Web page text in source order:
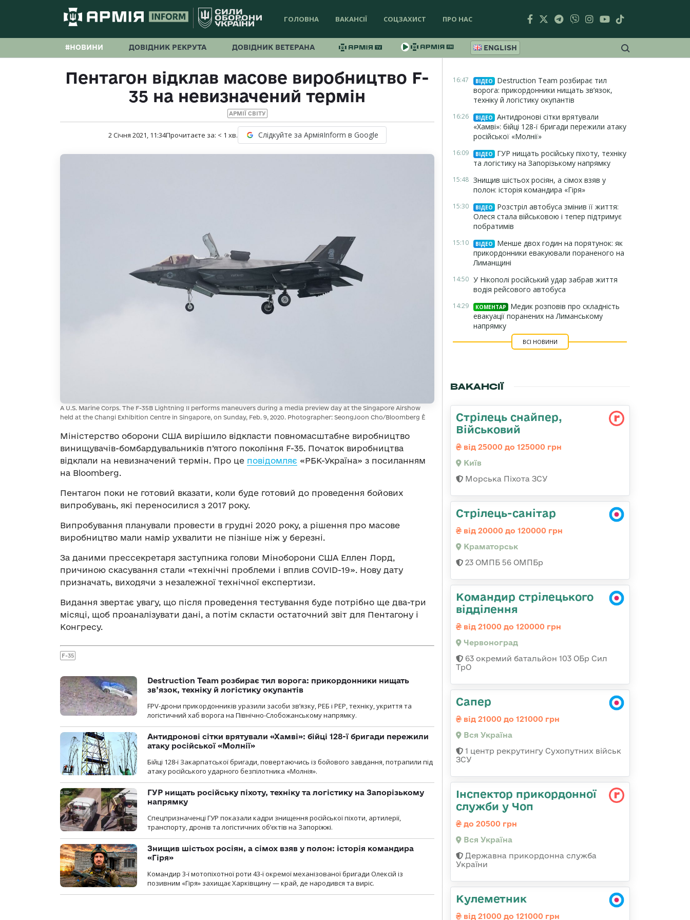
ГОЛОВНА ВАКАНСІЇ СОЦЗАХИСТ ПРО НАС
#НОВИНИ ДОВІДНИК РЕКРУТА ДОВІДНИК ВЕТЕРАНА ENGLISH
Пентагон відклав масове виробництво F-
35 на невизначений термін
АРМІЇ СВІТУ
2 Січня 2021, 11:34Прочитаєте за: < 1 хв. Слідкуйте за АрміяInform в Google
A U.S. Marine Corps. The F-35B Lightning II performs maneuvers during a media preview day at the Singapore Airshow
held at the Changi Exhibition Centre in Singapore, on Sunday, Feb. 9, 2020. Photographer: SeongJoon Cho/Bloomberg Ê
Міністерство оборони США вирішило відкласти повномасштабне виробництво
винищувачів-бомбардувальників п’ятого покоління F-35. Початок виробництва
відклали на невизначений термін. Про це повідомляє «РБК-Україна» з посиланням
на Bloomberg.
Пентагон поки не готовий вказати, коли буде готовий до проведення бойових
випробувань, які переносилися з 2017 року.
Випробування планували провести в грудні 2020 року, а рішення про масове
виробництво мали намір ухвалити не пізніше ніж у березні.
За даними прессекретаря заступника голови Міноборони США Еллен Лорд,
причиною скасування стали «технічні проблеми і вплив COVID-19». Нову дату
призначать, виходячи з незалежної технічної експертизи.
Видання звертає увагу, що після проведення тестування буде потрібно ще два-три
місяці, щоб проаналізувати дані, а потім скласти остаточний звіт для Пентагону і
Конгресу.
F-35
Destruction Team розбирає тил ворога: прикордонники нищать
зв’язок, техніку й логістику окупантів
FPV-дрони прикордонників уразили засоби зв’язку, РЕБ і РЕР, техніку, укриття та
логістичний хаб ворога на Північно-Слобожанському напрямку.
Антидронові сітки врятували «Хамві»: бійці 128-ї бригади пережили
атаку російської «Молнії»
Бійці 128-ї Закарпатської бригади, повертаючись із бойового завдання, потрапили під
атаку російського ударного безпілотника «Молнія».
ГУР нищать російську піхоту, техніку та логістику на Запорізькому
напрямку
Спецпризначенці ГУР показали кадри знищення російської піхоти, артилерії,
транспорту, дронів та логістичних об’єктів на Запоріжжі.
Знищив шістьох росіян, а сімох взяв у полон: історія командира
«Гіря»
Командир 3-ї мотопіхотної роти 43-ї окремої механізованої бригади Олексій із
позивним «Гіря» захищає Харківщину — край, де народився та виріс.
16:47 ВІДЕО
Destruction Team розбирає тил
ворога: прикордонники нищать зв’язок,
техніку й логістику окупантів
16:26 ВІДЕО
Антидронові сітки врятували
«Хамві»: бійці 128-ї бригади пережили атаку
російської «Молнії»
16:09 ВІДЕО
ГУР нищать російську піхоту, техніку
та логістику на Запорізькому напрямку
15:48 Знищив шістьох росіян, а сімох взяв у
полон: історія командира «Гіря»
15:30 ВІДЕО
Розстріл автобуса змінив її життя:
Олеся стала військовою і тепер підтримує
побратимів
15:10 ВІДЕО
Менше двох годин на порятунок: як
прикордонники евакуювали пораненого на
Лиманщині
14:50 У Нікополі російський удар забрав життя
водія рейсового автобуса
14:29 КОМЕНТАР
Медик розповів про складність
евакуації поранених на Лиманському
напрямку
ВСІ НОВИНИ
ВАКАНСІЇ
Стрілець снайпер,
Військовий
від 25000 до 125000 грн
Київ
Морська Піхота ЗСУ
Стрілець-санітар
від 20000 до 120000 грн
Краматорськ
23 ОМПБ 56 ОМПБр
Командир стрілецького
відділення
від 21000 до 120000 грн
Червоноград
63 окремий батальйон 103 ОБр Сил
ТрО
Сапер
від 21000 до 121000 грн
Вся Україна
1 центр рекрутингу Сухопутних військ
ЗСУ
Інспектор прикордонної
служби у Чоп
до 20500 грн
Вся Україна
Державна прикордонна служба
України
Кулеметник
від 21000 до 121000 грн